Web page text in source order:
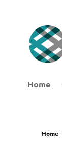
Home
Home